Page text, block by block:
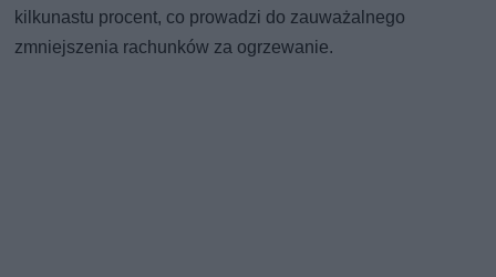
kilkunastu procent, co prowadzi do zauważalnego
zmniejszenia rachunków za ogrzewanie.